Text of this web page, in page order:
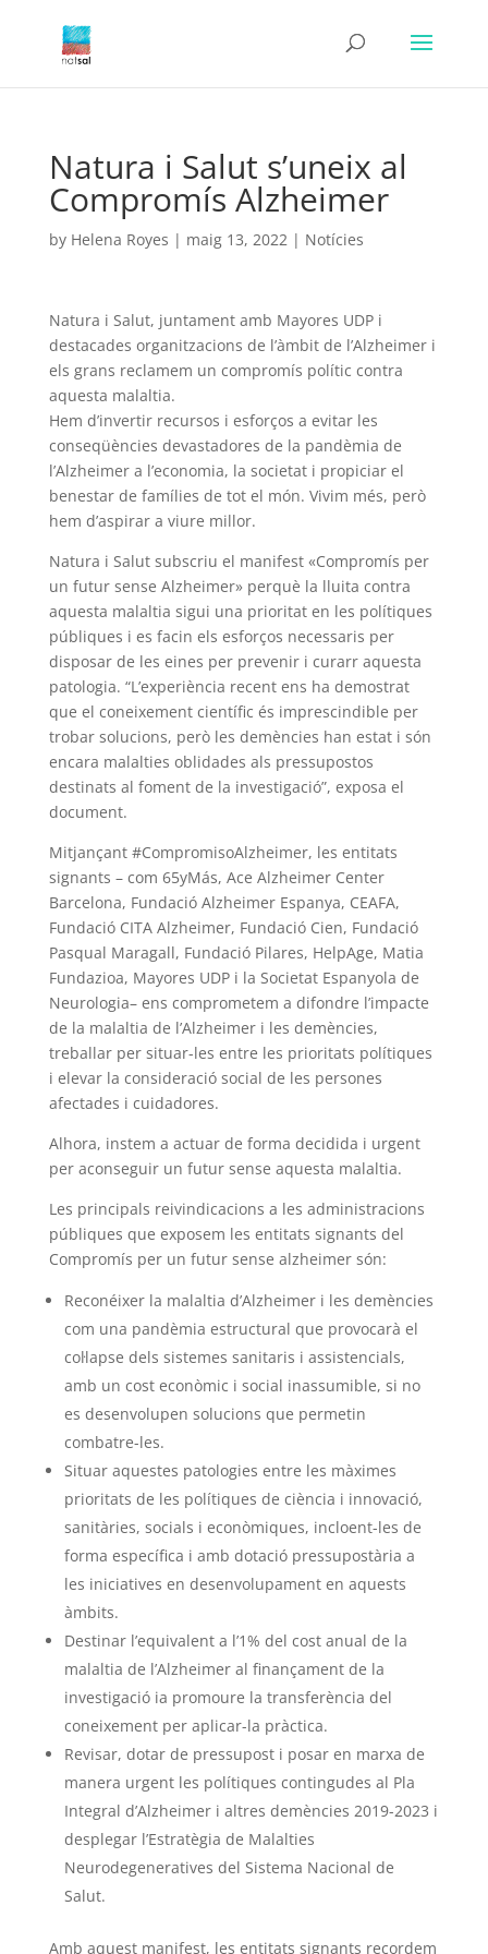
Natura i Salut s’uneix al
Compromís Alzheimer
by Helena Royes | maig 13, 2022| Notícies
Natura i Salut, juntament amb Mayores UDP i
destacades organitzacions de l’àmbit de l’Alzheimer i
els grans reclamem un compromís polític contra
aquesta malaltia.
Hem d’invertir recursos i esforços a evitar les
conseqüències devastadores de la pandèmia de
l’Alzheimer a l’economia, la societat i propiciar el
benestar de famílies de tot el món. Vivim més, però
hem d’aspirar a viure millor.
Natura i Salut subscriu el manifest «Compromís per
un futur sense Alzheimer» perquè la lluita contra
aquesta malaltia sigui una prioritat en les polítiques
públiques i es facin els esforços necessaris per
disposar de les eines per prevenir i curarr aquesta
patologia. “L’experiència recent ens ha demostrat
que el coneixement científic és imprescindible per
trobar solucions, però les demències han estat i són
encara malalties oblidades als pressupostos
destinats al foment de la investigació”, exposa el
document.
Mitjançant #CompromisoAlzheimer, les entitats
signants – com 65yMás, Ace Alzheimer Center
Barcelona, ​​Fundació Alzheimer Espanya, CEAFA,
Fundació CITA Alzheimer, Fundació Cien, Fundació
Pasqual Maragall, Fundació Pilares, HelpAge, Matia
Fundazioa, Mayores UDP i la Societat Espanyola de
Neurologia– ens comprometem a difondre l’impacte
de la malaltia de l’Alzheimer i les demències,
treballar per situar-les entre les prioritats polítiques
i elevar la consideració social de les persones
afectades i cuidadores.
Alhora, instem a actuar de forma decidida i urgent
per aconseguir un futur sense aquesta malaltia.
Les principals reivindicacions a les administracions
públiques que exposem les entitats signants del
Compromís per un futur sense alzheimer són:
Reconéixer la malaltia d’Alzheimer i les demències
com una pandèmia estructural que provocarà el
col·lapse dels sistemes sanitaris i assistencials,
amb un cost econòmic i social inassumible, si no
es desenvolupen solucions que permetin
combatre-les.
Situar aquestes patologies entre les màximes
prioritats de les polítiques de ciència i innovació,
sanitàries, socials i econòmiques, incloent-les de
forma específica i amb dotació pressupostària a
les iniciatives en desenvolupament en aquests
àmbits.
Destinar l’equivalent a l’1% del cost anual de la
malaltia de l’Alzheimer al finançament de la
investigació ia promoure la transferència del
coneixement per aplicar-la pràctica.
Revisar, dotar de pressupost i posar en marxa de
manera urgent les polítiques contingudes al Pla
Integral d’Alzheimer i altres demències 2019-2023 i
desplegar l’Estratègia de Malalties
Neurodegeneratives del Sistema Nacional de
Salut.
Amb aquest manifest, les entitats signants recordem